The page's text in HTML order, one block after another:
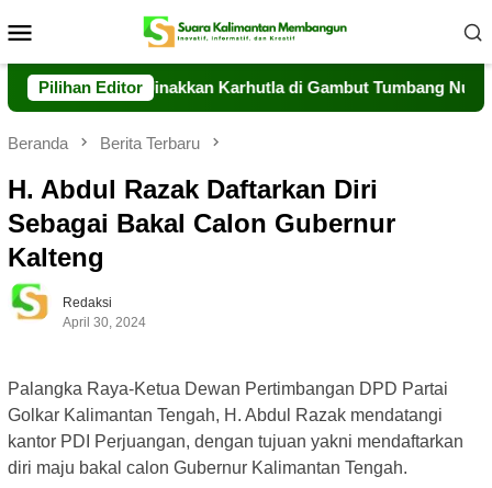
ke
Mobile
Pilihan Editor
Jinakkan Karhutla di Gambut Tumbang Nusa
Beranda Berita Terbaru
H. Abdul Razak Daftarkan Diri
Sebagai Bakal Calon Gubernur
Kalteng
Redaksi
April 30, 2024
Palangka Raya-Ketua Dewan Pertimbangan DPD Partai
Golkar Kalimantan Tengah, H. Abdul Razak mendatangi
kantor PDI Perjuangan, dengan tujuan yakni mendaftarkan
diri maju bakal calon Gubernur Kalimantan Tengah.